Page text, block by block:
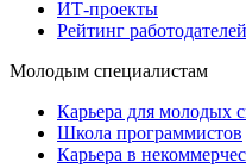
ИТ-проекты
Рейтинг
Молодым специалистам
Карьера для молодых
Школа программистов
Карьера в